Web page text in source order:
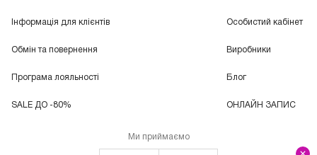
Інформація для клієнтів
Обмін та повернення
Програма лояльності
SALE ДО -80%
Особистий кабінет
Виробники
Блог
ОНЛАЙН ЗАПИС
Ми приймаємо